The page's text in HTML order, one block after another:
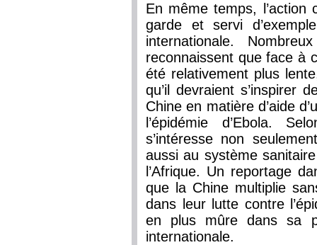
En même temps, l’action
garde et servi
internationale.
reconnaissent que face à
été relativement plus
qu’il devraient s’inspirer
Chine en matière d’aide
l’épidémie d’Ebola.
s’intéresse non
aussi au système
l’Afrique. Un reportage
que la Chine multiplie
dans leur lutte contre
en plus mûre dans sa
internationale.